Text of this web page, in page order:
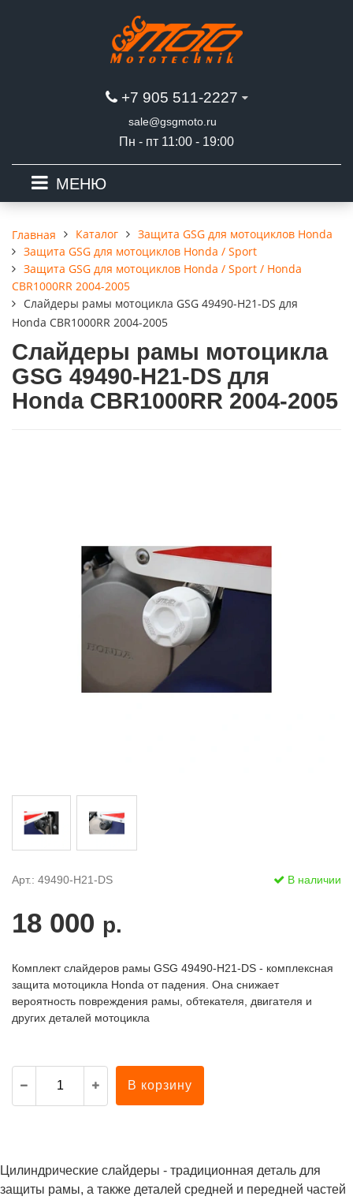
+7 905 511-2227
sale@gsgmoto.ru
Пн - пт 11:00 - 19:00
МЕНЮ
Главная Каталог
Защита GSG для мотоциклов Honda
Защита GSG для мотоциклов Honda / Sport
Защита GSG для мотоциклов Honda / Sport / Honda
CBR1000RR 2004-2005
Слайдеры рамы мотоцикла GSG 49490-H21-DS для
Honda CBR1000RR 2004-2005
Слайдеры рамы мотоцикла
GSG 49490-H21-DS для
Honda CBR1000RR 2004-2005
Арт.: 49490-H21-DS В наличии
18 000 р.
Комплект слайдеров рамы GSG 49490-H21-DS - комплексная
защита мотоцикла Honda от падения. Она снижает
вероятность повреждения рамы, обтекателя, двигателя и
других деталей мотоцикла
В корзину
Цилиндрические слайдеры - традиционная деталь для
защиты рамы, а также деталей средней и передней частей